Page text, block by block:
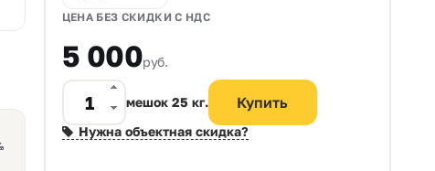
ЦЕНА БЕЗ СКИДКИ С НДС
5 000руб.
мешок 25 кг.
Нужна объектная скидка?